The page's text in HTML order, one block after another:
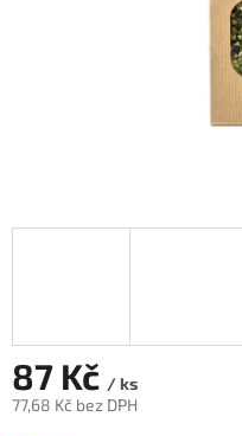
87 Kč / ks
77,68 Kč bez DPH